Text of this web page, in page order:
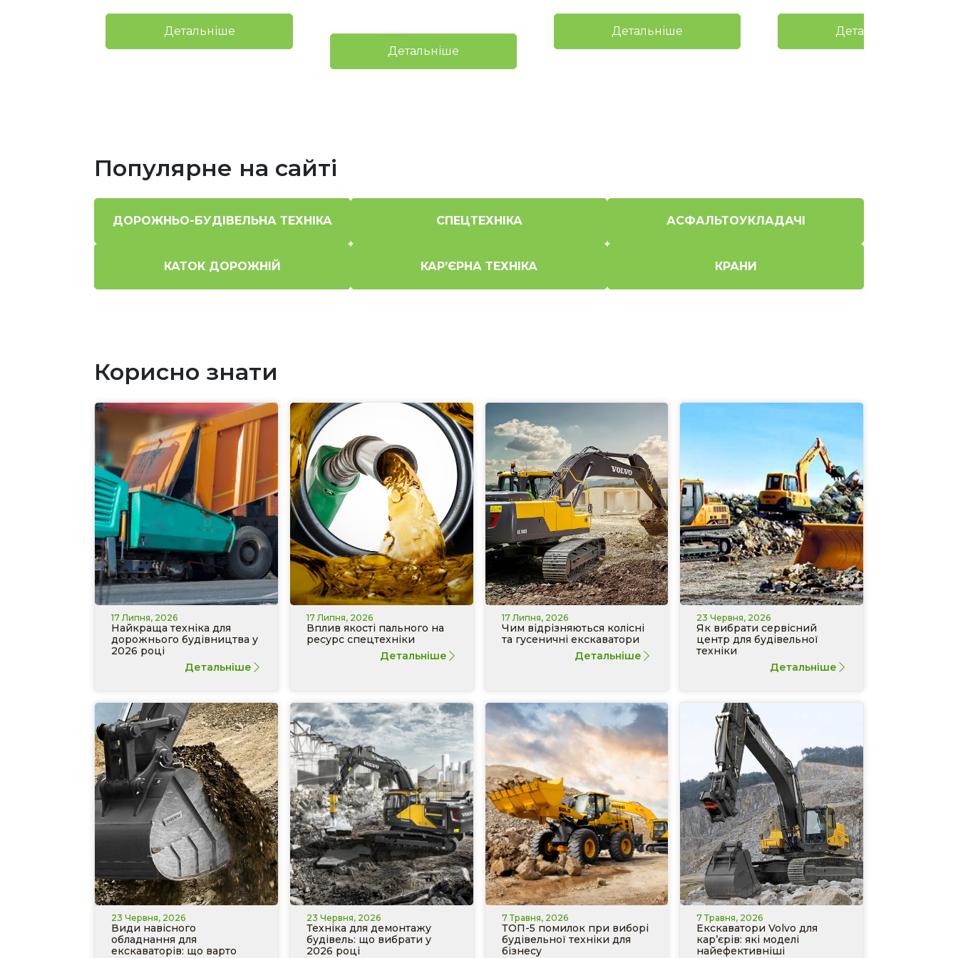
Детальніше
Детальніше
Детальніше Детальніше
Популярне на сайті
ДОРОЖНЬО-БУДІВЕЛЬНА ТЕХНІКА СПЕЦТЕХНІКА АСФАЛЬТОУКЛАДАЧІ
КАТОК ДОРОЖНІЙ КАР’ЄРНА ТЕХНІКА КРАНИ
Корисно знати
17 Липня, 2026
Найкраща техніка для
дорожнього будівництва у
2026 році
Детальніше
17 Липня, 2026
Вплив якості пального на
ресурс спецтехніки
Детальніше
17 Липня, 2026
Чим відрізняються колісні
та гусеничні екскаватори
Детальніше
23 Червня, 2026
Як вибрати сервісний
центр для будівельної
техніки
Детальніше
23 Червня, 2026
Види навісного
обладнання для
екскаваторів: що варто
23 Червня, 2026
Техніка для демонтажу
будівель: що вибрати у
2026 році
7 Травня, 2026
ТОП-5 помилок при виборі
будівельної техніки для
бізнесу
7 Травня, 2026
Екскаватори Volvo для
кар’єрів: які моделі
найефективніші